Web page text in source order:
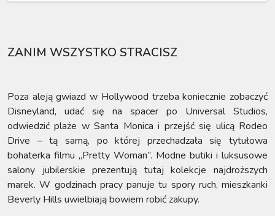
ZANIM WSZYSTKO STRACISZ
Poza aleją gwiazd w Hollywood trzeba koniecznie zobaczyć
Disneyland, udać się na spacer po Universal Studios,
odwiedzić plaże w Santa Monica i przejść się ulicą Rodeo
Drive – tą samą, po której przechadzała się tytułowa
bohaterka filmu „Pretty Woman”. Modne butiki i luksusowe
salony jubilerskie prezentują tutaj kolekcje najdroższych
marek. W godzinach pracy panuje tu spory ruch, mieszkanki
Beverly Hills uwielbiają bowiem robić zakupy.